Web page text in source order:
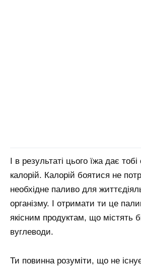
І в результаті цього їжа дає
калорій. Калорій боятися не
необхідне паливо для
організму. І отримати ти це
якісним продуктам, що містять
вуглеводи.
Ти повинна розуміти, що не